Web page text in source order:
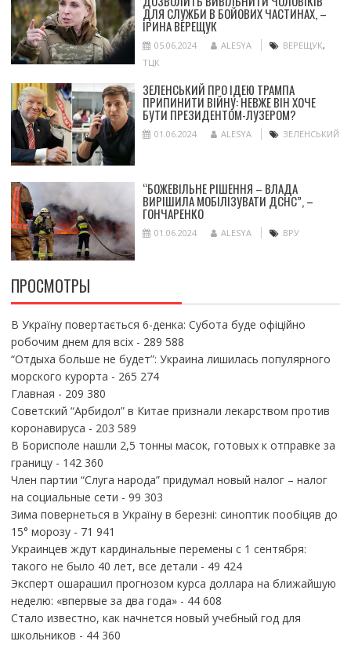
ДЛЯ СЛУЖБИ В БОЙОВИХ ЧАСТИНАХ, –
ІРИНА ВЕРЕЩУК
05.06.2024 ALESYA ВЕРЕЩУК,
ТЦК
ЗЕЛЕНСЬКИЙ ПРО ІДЕЮ ТРАМПА
ПРИПИНИТИ ВІЙНУ: НЕВЖЕ ВІН ХОЧЕ
БУТИ ПРЕЗИДЕНТОМ-ЛУЗЕРОМ?
01.06.2024 ALESYA ЗЕЛЕНСЬКИЙ
“БОЖЕВІЛЬНЕ РІШЕННЯ – ВЛАДА
ВИРІШИЛА МОБІЛІЗУВАТИ ДСНС”, –
ГОНЧАРЕНКО
01.06.2024 ALESYA ВРУ
ПРОСМОТРЫ
В Україну повертається 6-денка: Субота буде офіційно
робочим днем для всіх- 289 588
“Отдыха больше не будет”: Украина лишилась популярного
морского курорта - 265 274
Главная - 209 380
Советский “Арбидол” в Китае признали лекарством против
коронавируса - 203 589
В Борисполе нашли 2,5 тонны масок, готовых к отправке за
границу- 142 360
Член партии “Слуга народа” придумал новый налог – налог
на социальные сети - 99 303
Зима повернеться в Україну в березні: синоптик пообіцяв до
15° морозу- 71 941
Украинцев ждут кардинальные перемены с 1 сентября:
такого не было 40 лет, все детали - 49 424
Эксперт ошарашил прогнозом курса доллара на ближайшую
неделю: «впервые за два года»- 44 608
Стало известно, как начнется новый учебный год для
школьников - 44 360